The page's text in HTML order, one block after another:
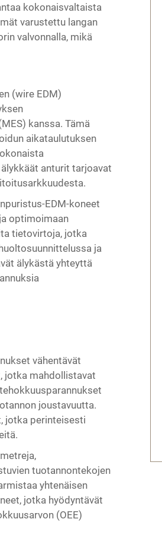
kokonaisvaltaista
varustettu langan
valvonnalla, mikä
(wire EDM)
kanssa. Tämä
aikataulutuksen
anturit tarjoavat
EDM-koneet
optimoimaan
tietovirtoja, jotka
ja
älykästä yhteyttä
vähentävät
jotka mahdollistavat
joustavuutta.
jotka perinteisesti
tuotannontekojen
yhtenäisen
jotka hyödyntävät
(OEE)